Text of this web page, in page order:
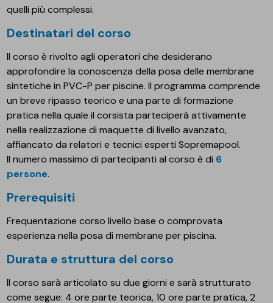
quelli più complessi.
Destinatari del corso
Il corso è rivolto agli operatori che desiderano
approfondire la conoscenza della posa delle membrane
sintetiche in PVC-P per piscine. Il programma comprende
un breve ripasso teorico e una parte di formazione
pratica nella quale il corsista parteciperà attivamente
nella realizzazione di maquette di livello avanzato,
affiancato da relatori e tecnici esperti Sopremapool.
Il numero massimo di partecipanti al corso è di 6
persone.
Prerequisiti
Frequentazione corso livello base o comprovata
esperienza nella posa di membrane per piscina.
Durata e struttura del corso
Il corso sarà articolato su due giorni e sarà strutturato
come segue: 4 ore parte teorica, 10 ore parte pratica, 2